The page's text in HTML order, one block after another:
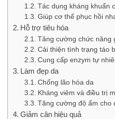
Tác dụng kháng khuẩn
Giúp cơ thể phục hồi
Hỗ trợ tiêu hóa
Tăng cường chức năng
Cải thiện tình trạng táo
Cung cấp enzym tự
Làm đẹp da
Chống lão hóa da
Kháng viêm và điều trị
Tăng cường độ ẩm cho
Giảm cân hiệu quả